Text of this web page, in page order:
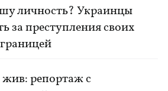
личность? Украинцы
за преступления своих
репортаж с